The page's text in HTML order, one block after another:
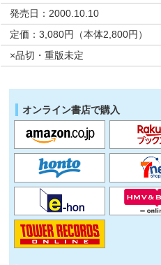
発売日：2000.10.10
定価：3,080円（本体2,800円）
×品切・重版未定
オンライン書店で購入